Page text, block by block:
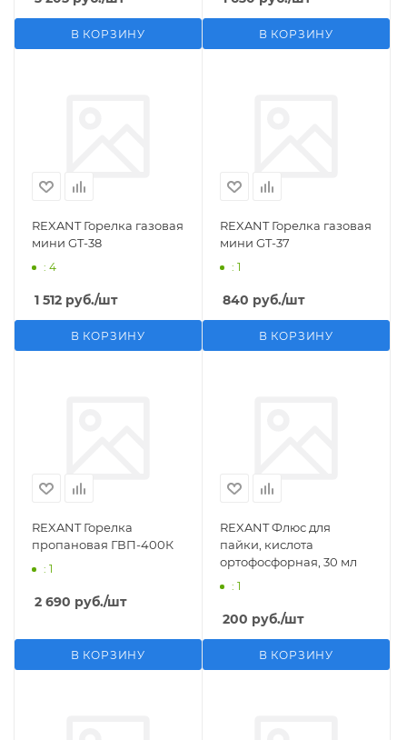
В КОРЗИНУ В КОРЗИНУ
REXANT Горелка газовая
мини GT-38
: 4
1 512 руб./шт
В КОРЗИНУ
REXANT Горелка газовая
мини GT-37
: 1
840 руб./шт
В КОРЗИНУ
REXANT Горелка
пропановая ГВП-400К
: 1
2 690 руб./шт
В КОРЗИНУ
REXANT Флюс для
пайки, кислота
ортофосфорная, 30 мл
: 1
200 руб./шт
В КОРЗИНУ